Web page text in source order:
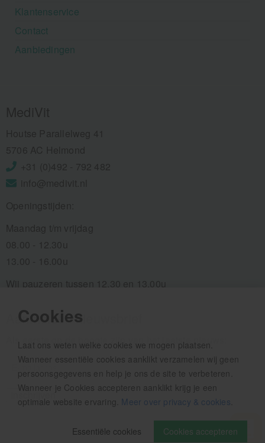
Cookies
Laat ons weten welke cookies we mogen plaatsen.
Wanneer essentiële cookies aanklikt verzamelen wij geen
persoonsgegevens en help je ons de site te verbeteren.
Wanneer je Cookies accepteren aanklikt krijg je een
optimale website ervaring. Meer over privacy & cookies
Cookies accepteren
Essentiële cookies
Klantenservice
Contact
Aanbiedingen
Aanmelden nieuwsbrief
Als eerste op de hoogte zijn van het laatste nieuws: